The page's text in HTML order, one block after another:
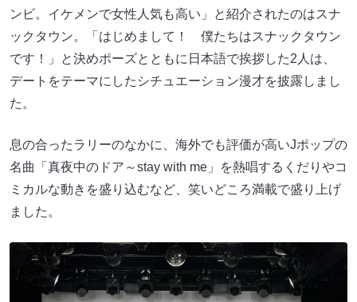
ンビ。イケメンで女性人気も高い」と紹介されたのはスナ
ックタウン。「はじめまして！ 僕たちはスナックタウン
です！」と決めポーズとともに日本語で挨拶した2人は、
デートをテーマにしたシチュエーション漫才を披露しまし
た。
息の合ったラリーのなかに、海外でも評価が高いJポップの
名曲「真夜中のドア～stay with me」を熱唱するくだりやコ
ミカルな動きを盛り込むなど、笑いどころ満載で盛り上げ
ました。